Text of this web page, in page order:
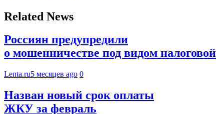
Related News
Россиян предупредили
о мошенничестве под видом налоговой
Lenta.ru5 месяцев ago 0
Назван новый срок оплаты
ЖКУ за февраль